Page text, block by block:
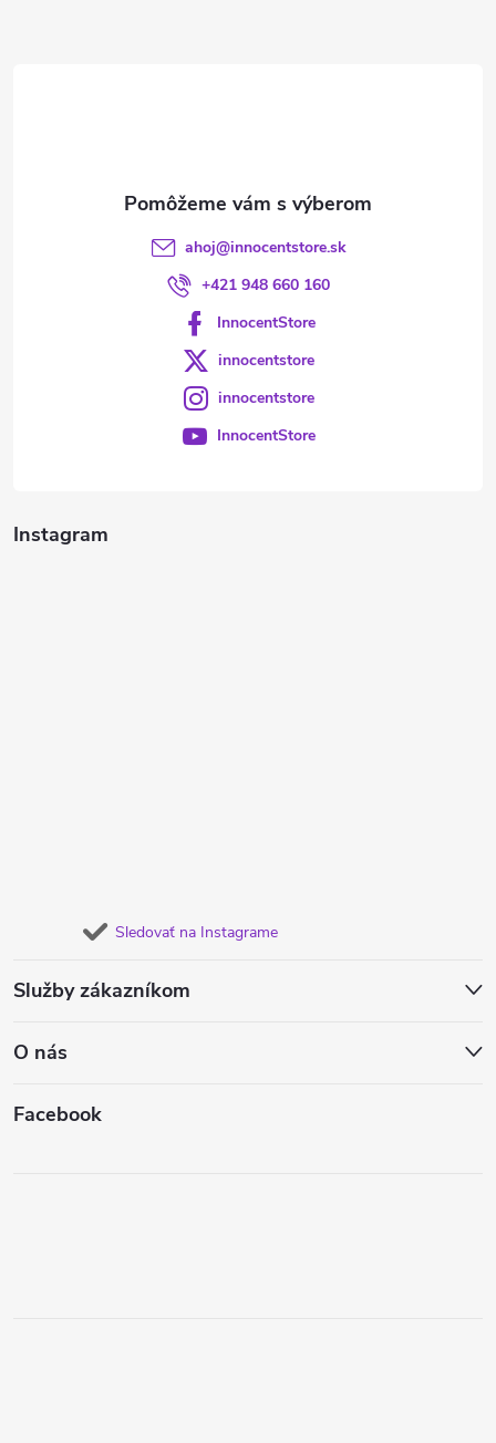
Instagram
Sledovať na Instagrame
Služby zákazníkom
O nás
Facebook
ahoj@innocentstore.sk
+421 948 660 160
InnocentStore
innocentstore
innocentstore
InnocentStore